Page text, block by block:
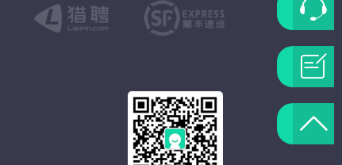
联
系
客
服
题
反
返